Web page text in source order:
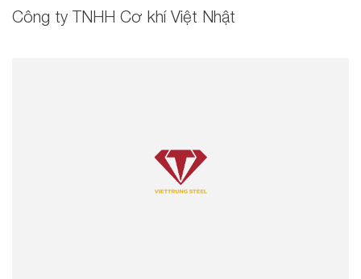
Công ty TNHH Cơ khí Việt Nhật